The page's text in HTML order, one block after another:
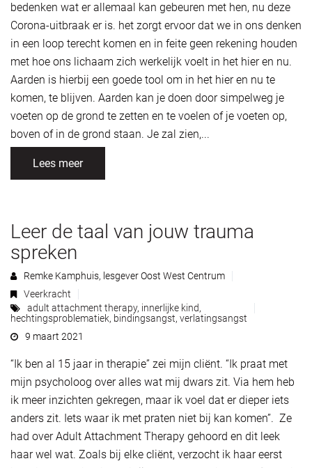
bedenken wat er allemaal kan gebeuren met hen, nu deze
Corona-uitbraak er is. het zorgt ervoor dat we in ons denken
in een loop terecht komen en in feite geen rekening houden
met hoe ons lichaam zich werkelijk voelt in het hier en nu.
Aarden is hierbij een goede tool om in het hier en nu te
komen, te blijven. Aarden kan je doen door simpelweg je
voeten op de grond te zetten en te voelen of je voeten op,
boven of in de grond staan. Je zal zien,...
Lees meer
Leer de taal van jouw trauma
spreken
Remke Kamphuis, lesgever Oost West Centrum
Veerkracht
adult attachment therapy, innerlijke kind,
hechtingsproblematiek, bindingsangst, verlatingsangst
9 maart 2021
“Ik ben al 15 jaar in therapie” zei mijn cliënt. “Ik praat met
mijn psycholoog over alles wat mij dwars zit. Via hem heb
ik meer inzichten gekregen, maar ik voel dat er dieper iets
anders zit. Iets waar ik met praten niet bij kan komen”. Ze
had over Adult Attachment Therapy gehoord en dit leek
haar wel wat. Zoals bij elke cliënt, verzocht ik haar eerst